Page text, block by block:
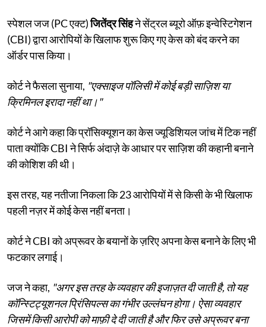
स्पेशल जज (PC एक्ट)जितेंद्र सिंहने सेंट्रल ब्यूरो ऑफ़ इन्वेस्टिगेशन
(CBI) द्वारा आरोपियों के खिलाफ शुरू किए गए केस को बंद करने का
ऑर्डर पास किया।
कोर्ट ने फैसला सुनाया, "एक्साइज पॉलिसी में कोई बड़ी साज़िश या
क्रिमिनल इरादा नहीं था।"
कोर्ट ने आगे कहा कि प्रॉसिक्यूशन का केस ज्यूडिशियल जांच में टिक नहीं
पाता क्योंकि CBI ने सिर्फ अंदाज़े के आधार पर साज़िश की कहानी बनाने
की कोशिश की थी।
इस तरह, यह नतीजा निकला कि 23 आरोपियों में से किसी के भी खिलाफ
पहली नज़र में कोई केस नहीं बनता।
कोर्ट ने CBI को अप्रूवर के बयानों के ज़रिए अपना केस बनाने के लिए भी
फटकार लगाई।
जज ने कहा, "अगर इस तरह के व्यवहार की इजाज़त दी जाती है, तो यह
कॉन्स्टिट्यूशनल प्रिंसिपल्स का गंभीर उल्लंघन होगा। ऐसा व्यवहार
जिसमें किसी आरोपी को माफ़ी दे दी जाती है और फिर उसे अप्रूवर बना